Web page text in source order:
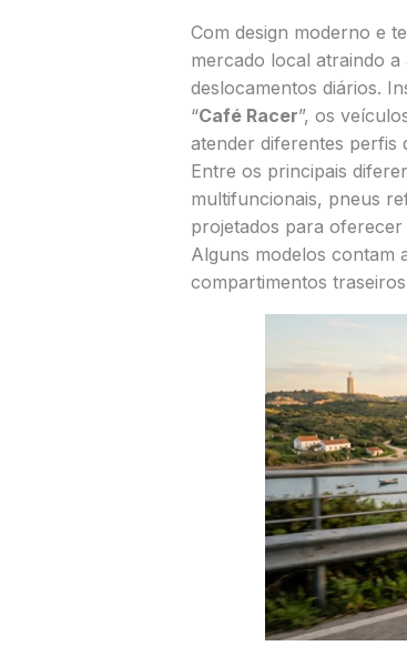
Com design moderno e
mercado local atraindo
deslocamentos diários.
“Café Racer”, os
atender diferentes perfis
Entre os principais
multifuncionais, pneus
projetados para
Alguns modelos contam
compartimentos